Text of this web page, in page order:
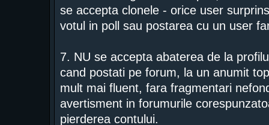
se accepta clonele - orice user
votul in poll sau postarea cu un user
7. NU se accepta abaterea de la
cand postati pe forum, la un anumit
mult mai fluent, fara fragmentari
avertisment in forumurile
pierderea contului.